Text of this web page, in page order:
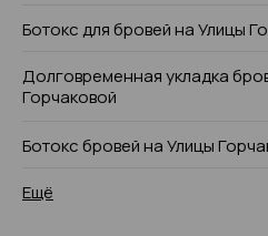
Ботокс для бровей на Улицы
Долговременная укладка
Горчаковой
Ботокс бровей на Улицы
Ещё